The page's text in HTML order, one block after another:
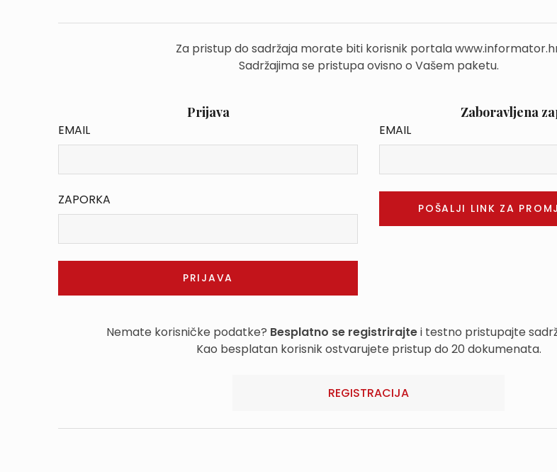
Za pristup do sadržaja morate biti korisnik portala
Sadržajima se pristupa ovisno o Vašem paketu.
Prijava
EMAIL
ZAPORKA
Zaboravljena
EMAIL
Nemate korisničke podatke? Besplatno se registrirajtei testno pristupajte
Kao besplatan korisnik ostvarujete pristup do 20 dokumenata.
REGISTRACIJA